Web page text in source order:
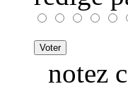
notez